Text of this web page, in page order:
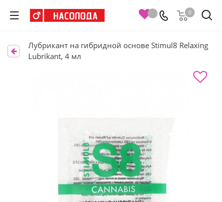
0
Лубрикант на гибридной основе Stimul8 Relaxing
Lubrikant, 4 мл